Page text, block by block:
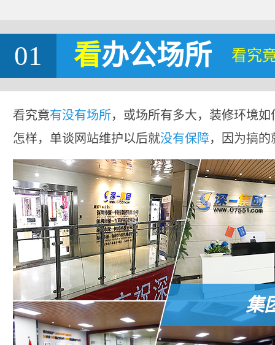
01 看办公场所 看究
看究竟有没有场所，或场所有多大，装修环境
怎样，单谈网站维护以后就没有保障，因为搞
集